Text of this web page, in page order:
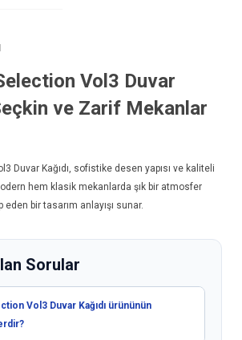
Vol3 Duvar
ve Zarif Mekanlar
Duvar Kağıdı , sofistike desen yapısı ve kaliteli
hem klasik mekanlarda şık bir atmosfer
eden bir tasarım anlayışı sunar.
Sorular
Vol3 Duvar Kağıdı ürününün